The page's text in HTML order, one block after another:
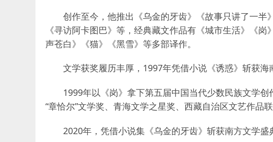
创作至今，他推出《乌金的牙齿》《故事只讲了一半
《寻访阿卡图巴》等，经典藏文作品有《城市生活》《
声苍白》《猫》《黑雪》等多部译作。
文学获奖履历丰厚，1997年凭借小说《诱惑》斩获
1999年以《岗》拿下第五届中国当代少数民族文学
“章恰尔”文学奖、青海文学之星奖、西藏自治区文艺作品
2020年，凭借小说集《乌金的牙齿》斩获南方文学盛